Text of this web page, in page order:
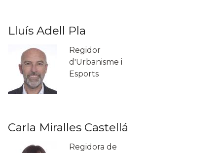
Lluís Adell Pla
Regidor
d'Urbanisme i
Esports
Carla Miralles Castellá
Regidora de